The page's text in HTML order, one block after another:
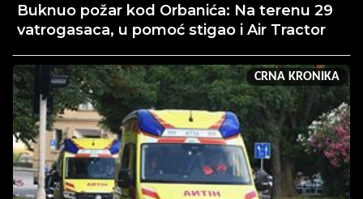
Buknuo požar kod Orbanića: Na terenu 29
vatrogasaca, u pomoć stigao i Air Tractor
CRNA KRONIKA